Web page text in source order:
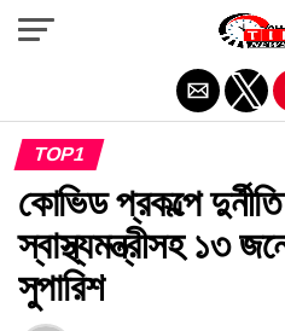
TOP1
কোভিড প্রকল্পে
স্বাস্থ্যমন্ত্রীসহ ১৩
সুপারিশ
Exit